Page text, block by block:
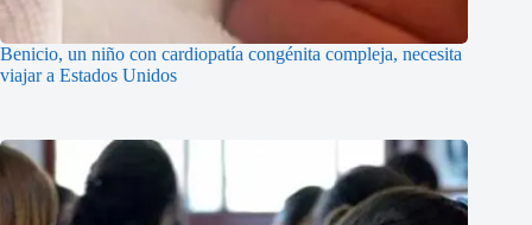
Benicio, un niño con cardiopatía congénita compleja, necesita
viajar a Estados Unidos